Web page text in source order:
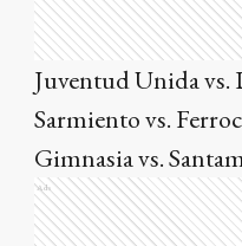
Juventud Unida
Sarmiento vs.
Gimnasia vs.
Ads